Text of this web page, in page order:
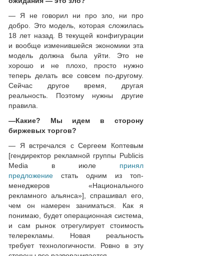
— Я не говорил ни про зло, ни про
добро. Это модель, которая сложилась
18 лет назад. В текущей конфигурации
и вообще изменившейся экономики эта
модель должна была уйти. Это не
хорошо и не плохо, просто нужно
теперь делать все совсем по-другому.
Сейчас другое время, другая
реальность. Поэтому нужны другие
правила.
—Какие? Мы идем в сторону
биржевых торгов?
— Я встречался с Сергеем Коптевым
[гендиректор рекламной группы Publicis
Media в июле принял
предложение стать одним из топ-
менеджеров «Национального
рекламного альянса»], спрашивал его,
чем он намерен заниматься. Как я
понимаю, будет операционная система,
и сам рынок отрегулирует стоимость
телерекламы. Новая реальность
требует технологичности. Ровно в эту